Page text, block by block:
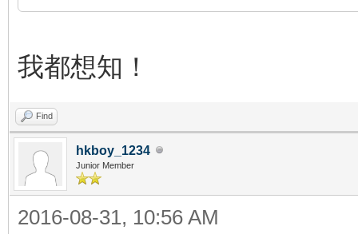
我都想知！
Find
hkboy_1234
Junior Member
2016-08-31, 10:56 AM